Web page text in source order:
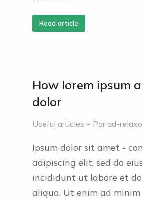
Read article
How lorem ipsum
dolor
Useful articles Par ad-
Ipsum dolor sit amet -
adipiscing elit, sed do
incididunt ut labore et
aliqua. Ut enim ad minim